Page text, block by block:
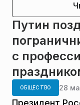
Путин
с
ОБЩЕСТВО 28